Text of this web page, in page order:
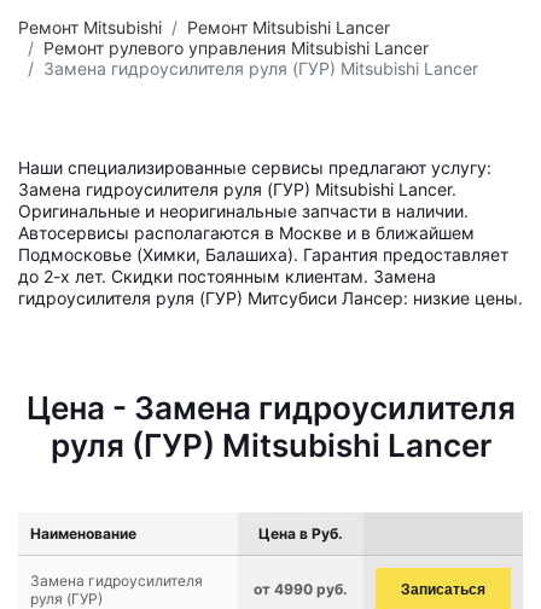
Ремонт Mitsubishi
Ремонт Mitsubishi Lancer
Ремонт рулевого управления Mitsubishi Lancer
Замена гидроусилителя руля (ГУР) Mitsubishi Lancer
Наши специализированные сервисы предлагают услугу:
Замена гидроусилителя руля (ГУР) Mitsubishi Lancer.
Оригинальные и неоригинальные запчасти в наличии.
Автосервисы располагаются в Москве и в ближайшем
Подмосковье (Химки, Балашиха). Гарантия предоставляет
до 2-х лет. Скидки постоянным клиентам. Замена
гидроусилителя руля (ГУР) Митсубиси Лансер: низкие цены.
Цена - Замена гидроусилителя
руля (ГУР) Mitsubishi Lancer
Наименование Цена в Руб.
Замена гидроусилителя
руля (ГУР)
от 4990 руб. Записаться